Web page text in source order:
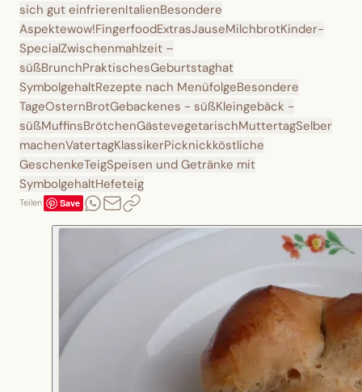
sich gut einfrierenItalienBesondere
Aspektewow!FingerfoodExtrasJauseMilchbrotKinder-
SpecialZwischenmahlzeit –
süßBrunchPraktischesGeburtstaghat
SymbolgehaltRezepte nach MenüfolgeBesondere
TageOsternBrotGebackenes - süßKleingebäck -
süßMuffinsBrötchenGästevegetarischMuttertagSelber
machenVatertagKlassikerPicknickköstliche
GeschenkeTeigSpeisen und Getränke mit
SymbolgehaltHefeteig
Teilen Save